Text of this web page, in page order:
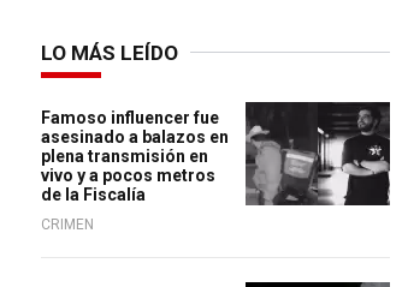
LO MÁS LEÍDO
Famoso influencer fue
asesinado a balazos en
plena transmisión en
vivo y a pocos metros
de la Fiscalía
CRIMEN